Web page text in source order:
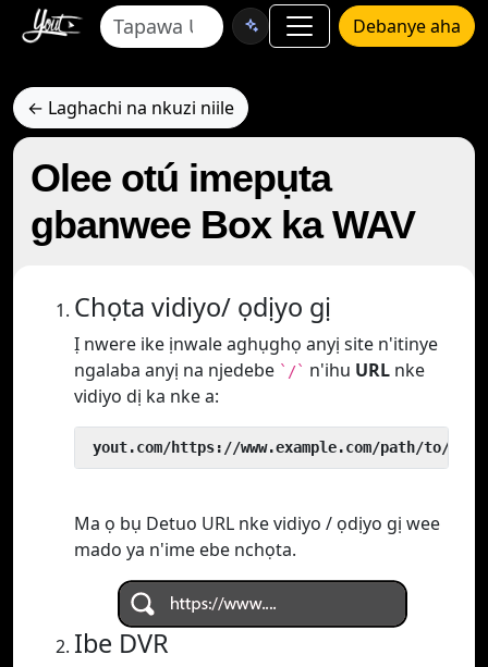
Debanye aha
← Laghachi na nkuzi niile
Olee otú imepụta
gbanwee Box ka WAV
Chọta vidiyo/ ọdịyo gị
Ị nwere ike ịnwale aghụghọ anyị site n'itinye
ngalaba anyị na njedebe `/` n'ihu URL nke
vidiyo dị ka nke a:
yout.com/https://www.example.com/path/to/
Ma ọ bụ Detuo URL nke vidiyo / ọdịyo gị wee
mado ya n'ime ebe nchọta.
Ibe DVR